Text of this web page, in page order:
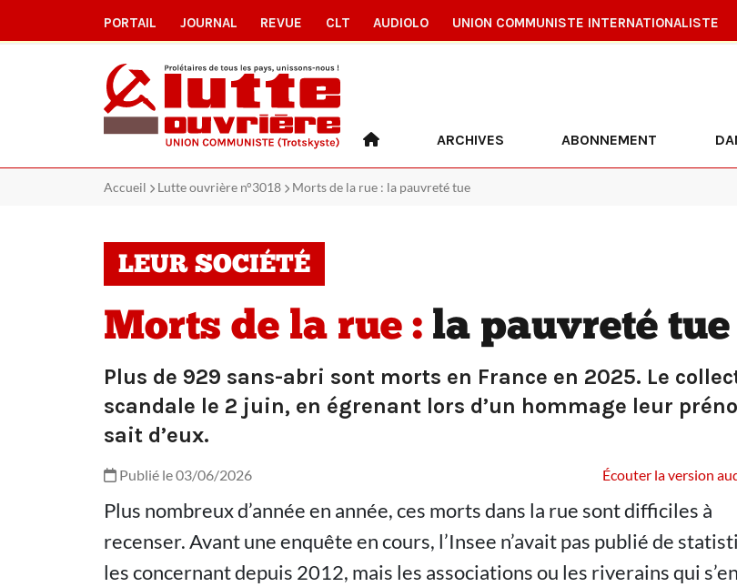
PORTAIL JOURNAL REVUE CLT AUDIOLO UNION COMMUNISTE INTERNATIONALISTE
ARCHIVES ABONNEMENT
Accueil Lutte ouvrière n°3018 Morts de la rue : la pauvreté tue
LEUR SOCIÉTÉ
Morts de la rue : la pauvreté tue
Plus de 929 sans-abri sont morts en France en 2025. Le
scandale le 2 juin, en égrenant lors d’un hommage leur
sait d’eux.
Publié le 03/06/2026 Écouter la version
Plus nombreux d’année en année, ces morts dans la rue sont difficiles à
recenser. Avant une enquête en cours, l’Insee n’avait pas publié de
les concernant depuis 2012, mais les associations ou les riverains qui s’en